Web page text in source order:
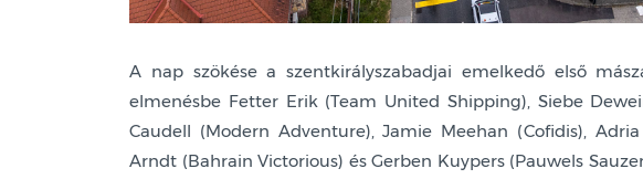
A nap szökése a szentkirályszabadjai emelkedő első
elmenésbe Fetter Erik (Team United Shipping), Siebe
Caudell (Modern Adventure), Jamie Meehan (Cofidis),
Arndt (Bahrain Victorious) és Gerben Kuypers (Pauwels